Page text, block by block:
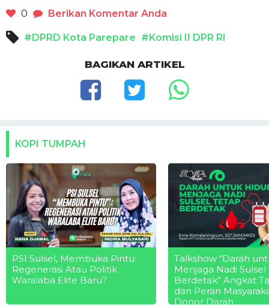
0 Berikan Komentar Anda
#DPRD Kota Parepare #Komisi II DPR RI
BAGIKAN ARTIKEL
KOPI TUMPAH
PSI Sulsel, Membuka Pintu:
Regenerasi Atau Politik
Waralaba Elite Baru?
Talkshow “Darah
Menjaga Nadi Sulsel
Berdetak” Angkat
dan Peran
Donor Darah